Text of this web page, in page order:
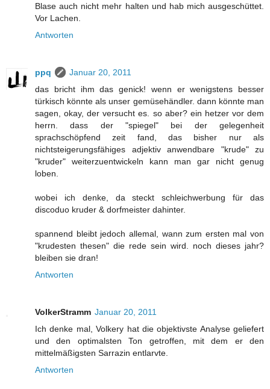
Blase auch nicht mehr halten und hab mich ausgeschüttet.
Vor Lachen.
Antworten
ppq
Januar 20, 2011
das bricht ihm das genick! wenn er wenigstens besser
türkisch könnte als unser gemüsehändler. dann könnte man
sagen, okay, der versucht es. so aber? ein hetzer vor dem
herrn. dass der "spiegel" bei der gelegenheit
sprachschöpfend zeit fand, das bisher nur als
nichtsteigerungsfähiges adjektiv anwendbare "krude" zu
"kruder" weiterzuentwickeln kann man gar nicht genug
loben.
wobei ich denke, da steckt schleichwerbung für das
discoduo kruder & dorfmeister dahinter.
spannend bleibt jedoch allemal, wann zum ersten mal von
"krudesten thesen" die rede sein wird. noch dieses jahr?
bleiben sie dran!
Antworten
VolkerStramm Januar 20, 2011
Ich denke mal, Volkery hat die objektivste Analyse geliefert
und den optimalsten Ton getroffen, mit dem er den
mittelmäßigsten Sarrazin entlarvte.
Antworten